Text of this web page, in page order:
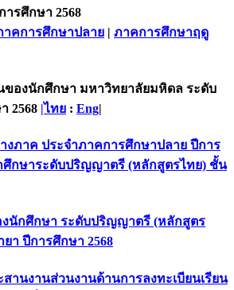
รศึกษา 2568
าคการศึกษาปลาย | ภาคการศึกษาฤดู
ของนักศึกษา มหาวิทยาลัยมหิดล ระดับ
2568 |ไทย : Eng|
งภาค ประจำภาคการศึกษาปลาย ปีการ
ศึกษาระดับปริญญาตรี (หลักสูตรไทย) ชั้น
นักศึกษา ระดับปริญญาตรี (หลักสูตร
า ปีการศึกษา 2568
านงานส่วนงานด้านการลงทะเบียนเรียน